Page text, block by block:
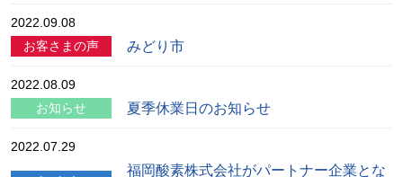
2022.09.08
お客さまの声
みどり市
2022.08.09
お知らせ
夏季休業日のお知らせ
2022.07.29
福岡酸素株式会社がパートナー企業とな